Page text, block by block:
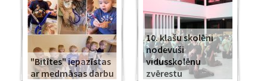
"Bitītes" iepazīstas
ar medmāsas darbu
10. klašu skolēni
nodevuši
vidusskolēnu
zvērestu